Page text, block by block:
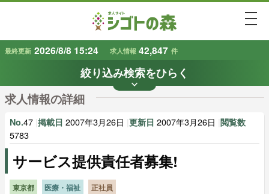
最終更新 2026/8/8 15:24 求人情報 42,847 件
絞り込み検索をひらく
keyboard_arrow_down
条件から探す
地域で探す 業種で探す
雇用形態 で探す 賃金で探す
求人情報の詳細
No.47 掲載日 2007年3月26日 更新日 2007年3月26日 閲覧数
5783
サービス提供責任者募集!
東京都 医療・福祉 正社員